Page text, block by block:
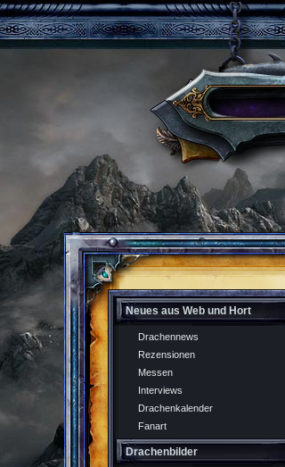
Neues aus Web und Hort
Drachennews
Rezensionen
Messen
Interviews
Drachenkalender
Fanart
Drachenbilder